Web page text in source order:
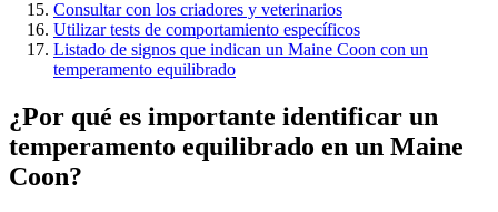
Consultar con los criadores y veterinarios
Utilizar tests de comportamiento específicos
Listado de signos que indican un Maine Coon con un
temperamento equilibrado
¿Por qué es importante identificar un
temperamento equilibrado en un Maine
Coon?